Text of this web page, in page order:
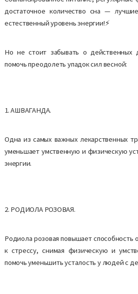
достаточное количество сна —
естественный уровень энергии!⚡️
Но не стоит забывать о действенных
помочь преодолеть упадок сил весной:
1. АШВАГАНДА.
Одна из самых важных лекарственных
уменьшает умственную и физическую
энергии.
2. РОДИОЛА РОЗОВАЯ.
Родиола розовая повышает способность
к стрессу, снимая физическую и
помочь уменьшить усталость у людей с